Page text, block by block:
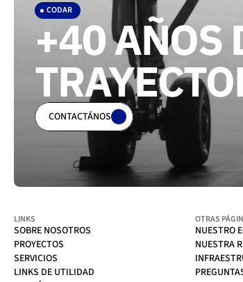
CODAR
+40 AÑOS
CONTACTÁNOS
LINKS
SOBRE NOSOTROS
SOBRE NOSOTROS
PROYECTOS
PROYECTOS
SERVICIOS
SERVICIOS
LINKS DE UTILIDAD
OTRAS
NUESTRO
NUESTRO
NUESTRA
NUESTRA